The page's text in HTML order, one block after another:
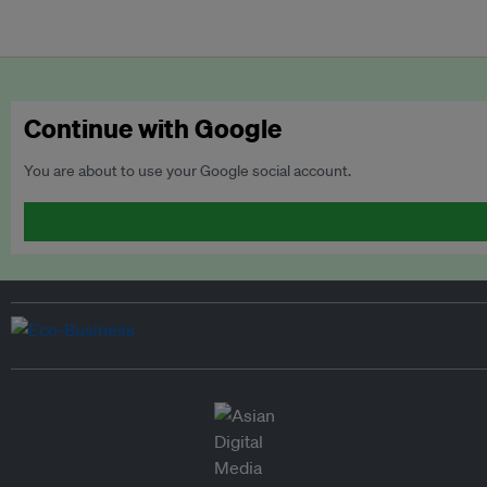
Continue with Google
You are about to use your Google social account.